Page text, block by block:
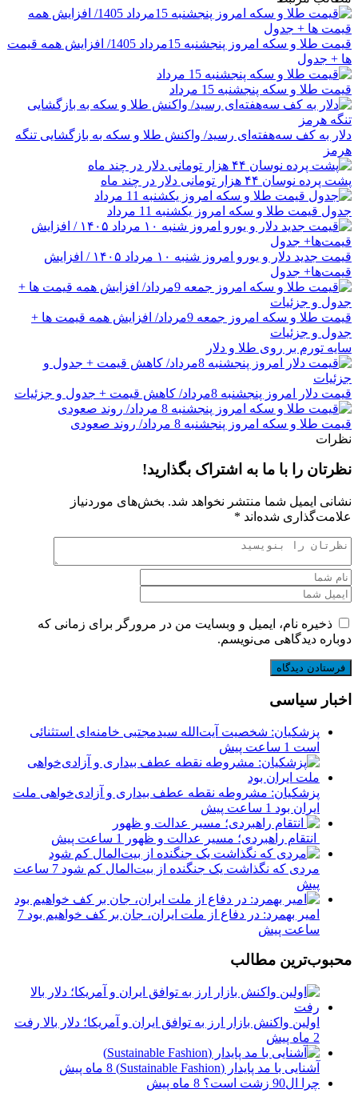
قیمت طلا و سکه امروز پنجشنبه 15مرداد 1405/ افزایش همه قیمت
ها + جدول
قیمت طلا و سکه پنجشنبه 15 مرداد
دلار به کف سه‌هفته‌ای رسید/ واکنش طلا و سکه به بازگشایی تنگه
هرمز
پشت پرده نوسان ۴۴ هزار تومانی دلار در چند ماه
جدول قیمت طلا و سکه امروز یکشنبه 11 مرداد
قیمت جدید دلار و یورو امروز شنبه ۱۰ مرداد ۱۴۰۵ / افزایش
قیمت‌ها+ جدول
قیمت طلا و سکه امروز جمعه 9مرداد/ افزایش همه قیمت ها +
جدول و جزئیات
سایه تورم بر روی طلا و دلار
قیمت دلار امروز پنجشنبه 8مرداد/ کاهش قیمت + جدول و جزئیات
قیمت طلا و سکه امروز پنجشنبه 8 مرداد/ روند صعودی
نظرات
نظرتان را با ما به اشتراک بگذارید!
نشانی ایمیل شما منتشر نخواهد شد. بخش‌های موردنیاز
علامت‌گذاری شده‌اند *
ذخیره نام، ایمیل و وبسایت من در مرورگر برای زمانی که
دوباره دیدگاهی می‌نویسم.
اخبار سیاسی
پزشکیان: شخصیت آیت‌الله سیدمجتبی خامنه‌ای استثنائی
است 1 ساعت پیش
پزشکیان: مشروطه نقطه عطف بیداری و آزادی‌خواهی ملت
ایران بود 1 ساعت پیش
انتقام راهبردی؛ مسیر عدالت و ظهور 1 ساعت پیش
مردی که نگذاشت یک جنگنده از بیت‌المال کم شود
7 ساعت
پیش
امیر بهمرد: در دفاع از ملت ایران، جان بر کف خواهیم بود 7
ساعت پیش
محبوب‌ترین مطالب
اولین واکنش بازار ارز به توافق ایران و آمریکا؛ دلار بالا رفت
2 ماه پیش
آشنایی با مد پایدار (Sustainable Fashion)
8 ماه پیش
چرا ال90 زشت است؟
8 ماه پیش